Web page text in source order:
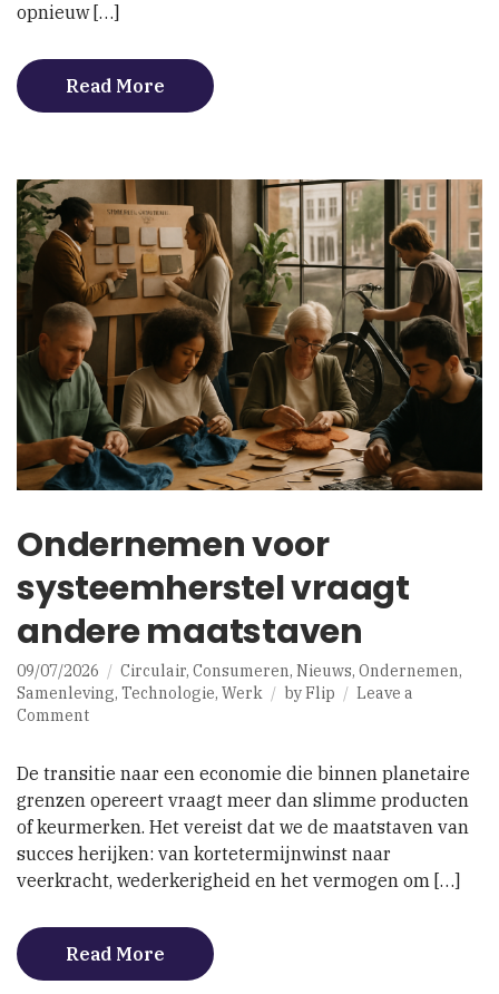
opnieuw […]
Read More
Ondernemen voor
systeemherstel vraagt
andere maatstaven
09/07/2026 Circulair, Consumeren, Nieuws, Ondernemen,
Samenleving, Technologie, Werk byFlip
Leave a
Commenton
systeemherstel
vraagt
andere
maatstaven
De transitie naar een economie die binnen planetaire
grenzen opereert vraagt meer dan slimme producten
of keurmerken. Het vereist dat we de maatstaven van
succes herijken: van kortetermijnwinst naar
veerkracht, wederkerigheid en het vermogen om […]
Read More